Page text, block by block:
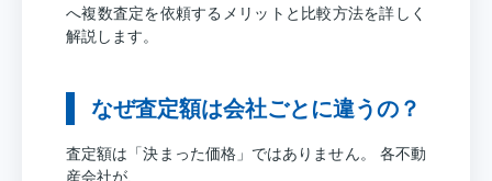
へ複数査定を依頼するメリットと比較方法を詳しく
解説します。
なぜ査定額は会社ごとに違うの？
査定額は「決まった価格」ではありません。 各不動
産会社が、